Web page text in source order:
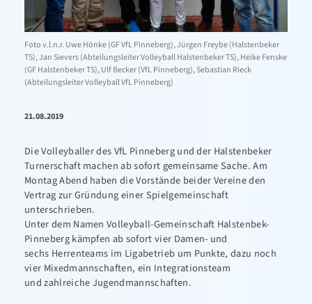
Foto v.l.n.r. Uwe Hönke (GF VfL Pinneberg), Jürgen Freybe (Halstenbeker
TS), Jan Sievers (Abteilungsleiter Volleyball Halstenbeker TS), Heike Fenske
(GF Halstenbeker TS), Ulf Becker (VfL Pinneberg), Sebastian Rieck
(Abteilungsleiter Volleyball VfL Pinneberg)
21.08.2019
Die Volleyballer des VfL Pinneberg und der Halstenbeker
Turnerschaft machen ab sofort gemeinsame Sache. Am
Montag Abend haben die Vorstände beider Vereine den
Vertrag zur Gründung einer Spielgemeinschaft
unterschrieben.
Unter dem Namen Volleyball-Gemeinschaft Halstenbek-
Pinneberg kämpfen ab sofort vier Damen- und
sechs Herrenteams im Ligabetrieb um Punkte, dazu noch
vier Mixedmannschaften, ein Integrationsteam
und zahlreiche Jugendmannschaften.